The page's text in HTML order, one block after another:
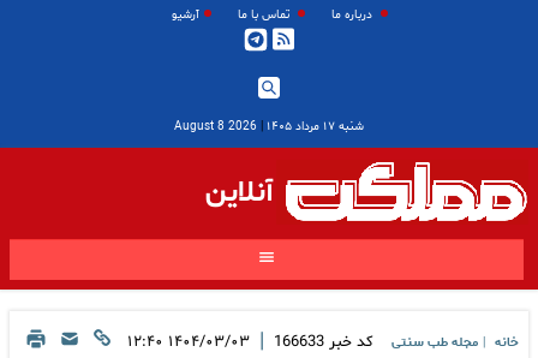
درباره ما تماس با ما آرشیو
شنبه ۱۷ مرداد ۱۴۰۵ |
2026 August 8
آنلاین
خانه
مجله طب سنتی
کد خبر 166633
| ۱۴۰۴/۰۳/۰۳ ۱۲:۴۰